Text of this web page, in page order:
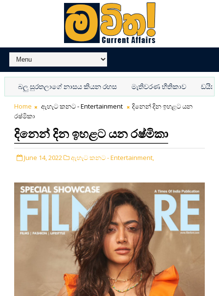
නාසය කියන රහස මැතිවරණ භීතිකාව ඩයිනසෝරයන්ට
Home ඇහැට කනට - Entertainment
දිනෙන් දින ඉහළට යන
රෂ්මිකා
දිනෙන් දින ඉහළට යන රෂ්මිකා
June 14, 2022 ඇහැට කනට - Entertainment,